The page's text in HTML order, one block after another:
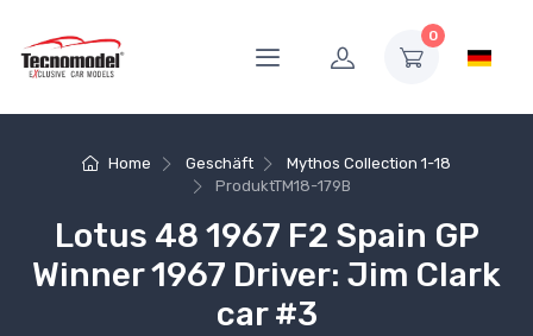
0
Home Geschäft
Mythos Collection 1-18
ProduktTM18-179B
Lotus 48 1967 F2 Spain GP
Winner 1967 Driver: Jim Clark
car #3